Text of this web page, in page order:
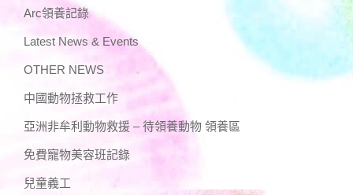
Arc領養記錄
Latest News & Events
OTHER NEWS
中國動物拯救工作
亞洲非牟利動物救援 – 待領養動物 領養區
免費寵物美容班記錄
兒童義工